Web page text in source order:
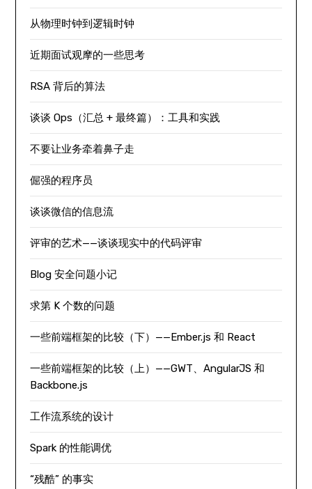
从物理时钟到逻辑时钟
近期面试观摩的一些思考
RSA 背后的算法
谈谈 Ops（汇总 + 最终篇）：工具和实践
不要让业务牵着鼻子走
倔强的程序员
谈谈微信的信息流
评审的艺术——谈谈现实中的代码评审
Blog 安全问题小记
求第 K 个数的问题
一些前端框架的比较（下）——Ember.js 和 React
一些前端框架的比较（上）——GWT、AngularJS 和
Backbone.js
工作流系统的设计
Spark 的性能调优
“残酷” 的事实